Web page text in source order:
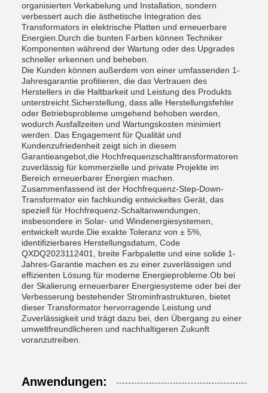
organisierten Verkabelung und Installation, sondern
verbessert auch die ästhetische Integration des
Transformators in elektrische Platten und erneuerbare
Energien.Durch die bunten Farben können Techniker
Komponenten während der Wartung oder des Upgrades
schneller erkennen und beheben.
Die Kunden können außerdem von einer umfassenden 1-
Jahresgarantie profitieren, die das Vertrauen des
Herstellers in die Haltbarkeit und Leistung des Produkts
unterstreicht.Sicherstellung, dass alle Herstellungsfehler
oder Betriebsprobleme umgehend behoben werden,
wodurch Ausfallzeiten und Wartungskosten minimiert
werden. Das Engagement für Qualität und
Kundenzufriedenheit zeigt sich in diesem
Garantieangebot,die Hochfrequenzschalttransformatoren
zuverlässig für kommerzielle und private Projekte im
Bereich erneuerbarer Energien machen.
Zusammenfassend ist der Hochfrequenz-Step-Down-
Transformator ein fachkundig entwickeltes Gerät, das
speziell für Hochfrequenz-Schaltanwendungen,
insbesondere in Solar- und Windenergiesystemen,
entwickelt wurde.Die exakte Toleranz von ± 5%,
identifizierbares Herstellungsdatum, Code
QXDQ2023112401, breite Farbpalette und eine solide 1-
Jahres-Garantie machen es zu einer zuverlässigen und
effizienten Lösung für moderne Energieprobleme.Ob bei
der Skalierung erneuerbarer Energiesysteme oder bei der
Verbesserung bestehender Strominfrastrukturen, bietet
dieser Transformator hervorragende Leistung und
Zuverlässigkeit und trägt dazu bei, den Übergang zu einer
umweltfreundlicheren und nachhaltigeren Zukunft
voranzutreiben.
Anwendungen: